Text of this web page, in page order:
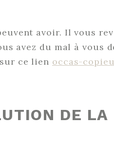
avoir. Il vous
avez du mal à vous
ce lien occas-
DE LA